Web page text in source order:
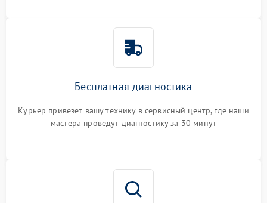
Бесплатная диагностика
Курьер привезет вашу технику в сервисный центр, где наши
мастера проведут диагностику за 30 минут